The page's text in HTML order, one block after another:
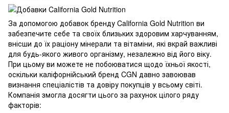
За допомогою добавок бренду California Gold Nutrition ви
забезпечите себе та своїх близьких здоровим харчуванням,
внісши до їх раціону мінерали та вітаміни, які вкрай важливі
для будь-якого живого організму, незалежно від його віку.
При цьому ви можете не побоюватися щодо їхньої якості,
оскільки каліфорнійський бренд CGN давно завоював
визнання спеціалістів та довіру покупців у всьому світі.
Компанія змогла досягти цього за рахунок цілого ряду
факторів: